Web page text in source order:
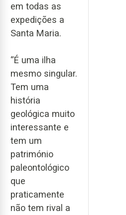
em todas as
expedições a
Santa Maria.
“É uma ilha
mesmo singular.
Tem uma
história
geológica muito
interessante e
tem um
património
paleontológico
que
praticamente
não tem rival a